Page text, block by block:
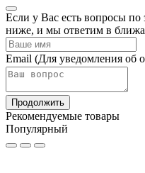
Если у Вас есть вопросы по
ниже, и мы ответим в
Email (Для уведомления об
Продолжить
Рекомендуемые товары
Популярный